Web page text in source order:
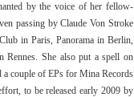
by the voice of her fellow-
passing by Claude Von Stroke
in Paris, Panorama in Berlin,
She also put a spell on
a couple of EPs for Mina Records
to be released early 2009 by